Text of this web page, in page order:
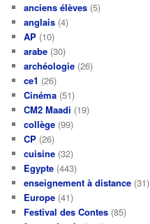
anciens élèves (5)
anglais (4)
AP (10)
arabe (30)
archéologie (26)
ce1 (26)
Cinéma (51)
CM2 Maadi (19)
collège (99)
CP (26)
cuisine (32)
Egypte (443)
enseignement à distance (31)
Europe (41)
Festival des Contes (85)